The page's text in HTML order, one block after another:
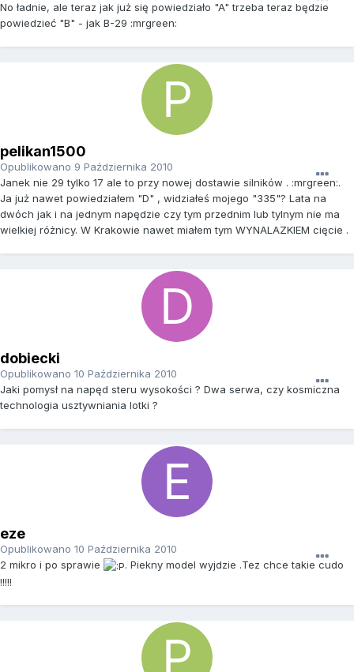
No ładnie, ale teraz jak już się powiedziało "A" trzeba teraz będzie
powiedzieć "B" - jak B-29 :mrgreen:
pelikan1500
Opublikowano 9 Października 2010
Janek nie 29 tylko 17 ale to przy nowej dostawie silników . :mrgreen:.
Ja już nawet powiedziałem "D" , widziałeś mojego "335"? Lata na
dwóch jak i na jednym napędzie czy tym przednim lub tylnym nie ma
wielkiej różnicy. W Krakowie nawet miałem tym WYNALAZKIEM cięcie .
dobiecki
Opublikowano 10 Października 2010
Jaki pomysł na napęd steru wysokości ? Dwa serwa, czy kosmiczna
technologia usztywniania lotki ?
eze
Opublikowano 10 Października 2010
2 mikro i po sprawie
. Piekny model wyjdzie .Tez chce takie cudo
!!!!!